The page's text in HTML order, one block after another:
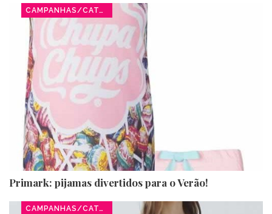
CAMPANHAS/CATÁLOGOS
Primark: pijamas divertidos para o Verão!
CAMPANHAS/CATÁLOGOS